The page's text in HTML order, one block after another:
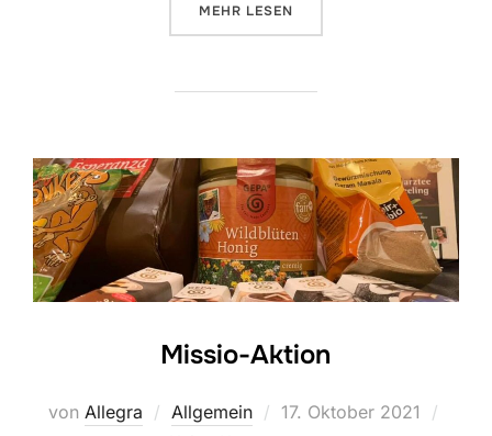
MEHR ÜBER „MISSIOVERKAUF: 22. UND
LESEN
Missio-Aktion
von Allegra Allgemein
Veröffentlicht
17. Oktober 2021